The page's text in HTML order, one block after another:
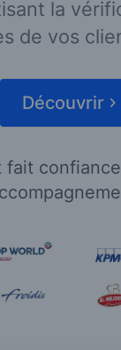
la
de vos
Découvrir
fait